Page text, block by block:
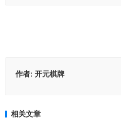
作者: 开元棋牌
相关文章